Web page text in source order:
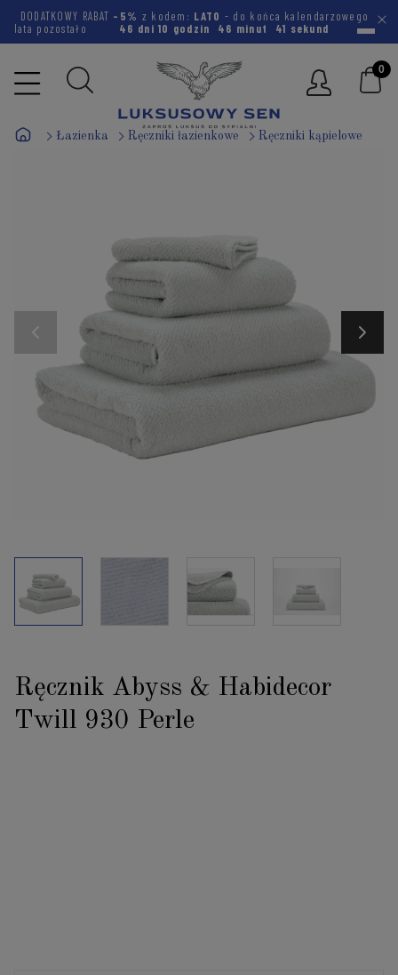
DODATKOWY RABAT -5% z kodem: LATO - do końca kalendarzowego
lata pozostało
46 dni 10 godzin 46 minut 40 sekund
Łazienka Ręczniki łazienkowe Ręczniki kąpielowe
Ręcznik Abyss & Habidecor
Twill 930 Perle